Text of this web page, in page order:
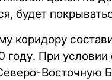
будет
коридору
году. При условии
Восточную